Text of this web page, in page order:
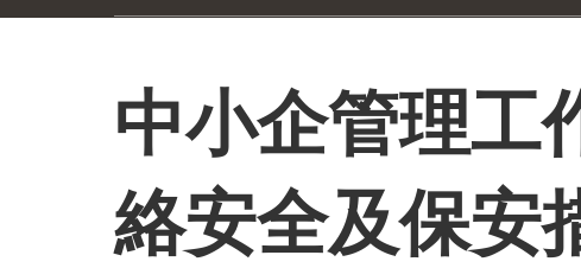
中小企管理工
絡安全及保安